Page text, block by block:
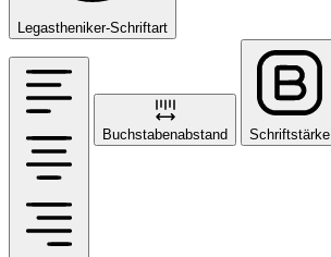
Legastheniker-Schriftart
Buchstabenabstand Schriftstärke